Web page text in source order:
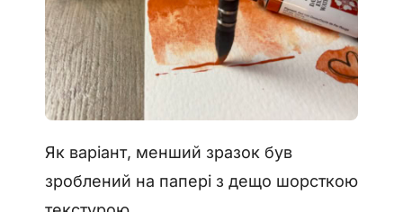
Як варіант, менший зразок був
зроблений на папері з дещо шорсткою